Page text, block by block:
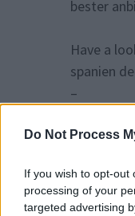
Do Not Process
If you wish to opt-out
processing of your
targeted advertising
bester
Have a
spanien
–
TomHaign